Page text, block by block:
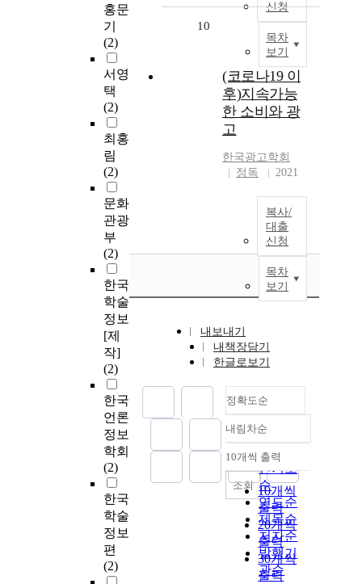
홍문
기
(2)
서영
택
(2)
최홍
림
(2)
문화
관광
부
(2)
한국
학술
정보
[제
작]
(2)
한국
언론
정보
학회
(2)
한국
학술
정보
편
(2)
신청
목차
보기
10
(코로나19 이
후)지속가능
한 소비와 광
고
한국광고학회
정독
2021
복사/
대출
신청
목차
보기
내보내기
내책장담기
한글로보기
정확도순
정확도
순
인기도
순
연도순
제목순
저자순
발행기
관순
내림차순
내림차순
10개씩 출력
10개씩
출력
20개씩
출력
30개씩
출력
조회